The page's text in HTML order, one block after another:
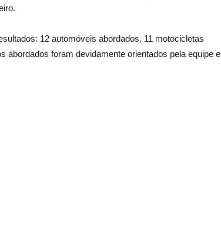
12 automóveis abordados, 11 motocicletas
abordados foram devidamente orientados pela equipe e